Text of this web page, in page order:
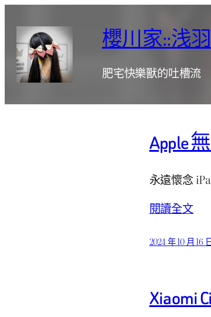
容
櫻川家::浅羽
肥宅快樂獸的吐槽流
Apple
永遠懷念
閱讀全文
2024 年 10 月 16
Xiaomi